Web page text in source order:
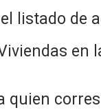
el listado
en
quien